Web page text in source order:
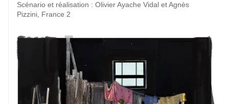
Scénario et réalisation : Olivier Ayache Vidal et Agnès
Pizzini, France 2